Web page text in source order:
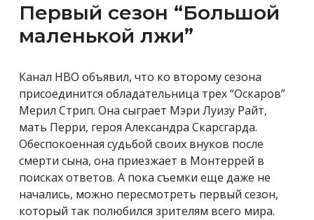
Первый сезон “Большой
маленькой лжи”
Канал HBO объявил, что ко второму сезона
присоединится обладательница трех “Оскаров”
Мерил Стрип. Она сыграет Мэри Луизу Райт,
мать Перри, героя Александра Скарсгарда.
Обеспокоенная судьбой своих внуков после
смерти сына, она приезжает в Монтеррей в
поисках ответов. А пока съемки еще даже не
начались, можно пересмотреть первый сезон,
который так полюбился зрителям всего мира.